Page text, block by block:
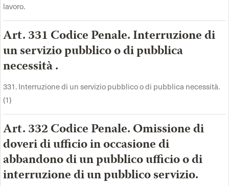
lavoro.
Art. 331 Codice Penale. Interruzione di
un servizio pubblico o di pubblica
necessità .
331. Interruzione di un servizio pubblico o di pubblica necessità.
(1)
Art. 332 Codice Penale. Omissione di
doveri di ufficio in occasione di
abbandono di un pubblico ufficio o di
interruzione di un pubblico servizio.